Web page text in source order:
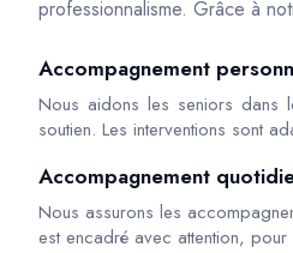
professionnalisme. Grâce à
Accompagnement
Nous aidons les seniors dans
soutien. Les interventions sont
Accompagnement
Nous assurons les
est encadré avec attention,